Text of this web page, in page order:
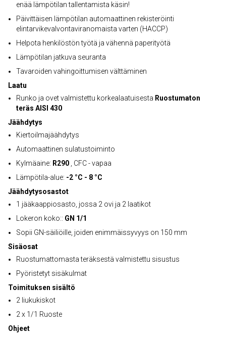
enää lämpötilan tallentamista käsin!
Päivittäisen lämpötilan automaattinen rekisteröinti
elintarvikevalvontaviranomaista varten (HACCP)
Helpota henkilöstön työtä ja vähennä paperityötä
Lämpötilan jatkuva seuranta
Tavaroiden vahingoittumisen välttäminen
Laatu
Runko ja ovet valmistettu korkealaatuisesta Ruostumaton
teräs AISI 430
Jäähdytys
Kiertoilmajäähdytys
Automaattinen sulatustoiminto
Kylmäaine: R290 , CFC - vapaa
Lämpötila-alue: -2 °C - 8 °C
Jäähdytysosastot
1 jääkaappiosasto, jossa 2 ovi ja 2 laatikot
Lokeron koko:: GN 1/1
Sopii GN-säiliöille, joiden enimmäissyvyys on 150 mm
Sisäosat
Ruostumattomasta teräksestä valmistettu sisustus
Pyöristetyt sisäkulmat
Toimituksen sisältö
2 liukukiskot
2 x 1/1 Ruoste
Ohjeet